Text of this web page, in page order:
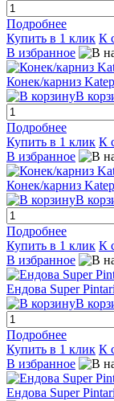
Подробнее
Купить в 1 клик К
В избранное
Конек/карниз
В
Подробнее
Купить в 1 клик К
В избранное
Конек/карниз
В
Подробнее
Купить в 1 клик К
В избранное
Ендова Super
В
Подробнее
Купить в 1 клик К
В избранное
Ендова Super